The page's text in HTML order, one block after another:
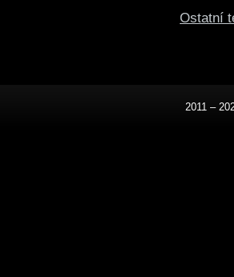
Ostatní
2011 –